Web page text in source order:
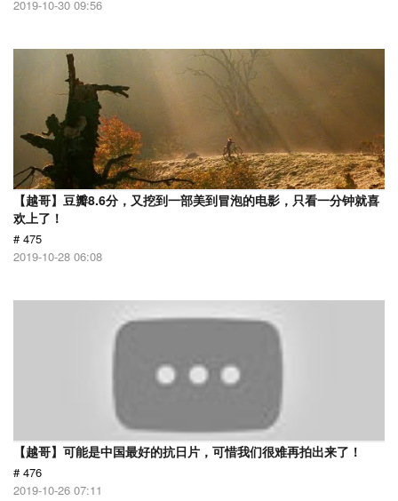
2019-10-30 09:56
【越哥】豆瓣8.6分，又挖到一部美到冒泡的电影，只看一分钟就喜
欢上了！
# 475
2019-10-28 06:08
【越哥】可能是中国最好的抗日片，可惜我们很难再拍出来了！
# 476
2019-10-26 07:11